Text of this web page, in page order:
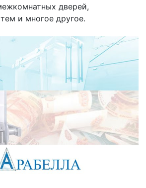
дверей,
и многое другое.